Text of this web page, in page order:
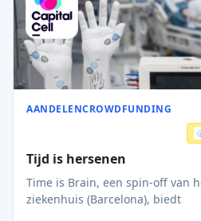
AANDELENCROWDFUNDING
Tijd is hersenen
Time is Brain, een spin-off van
ziekenhuis (Barcelona), biedt